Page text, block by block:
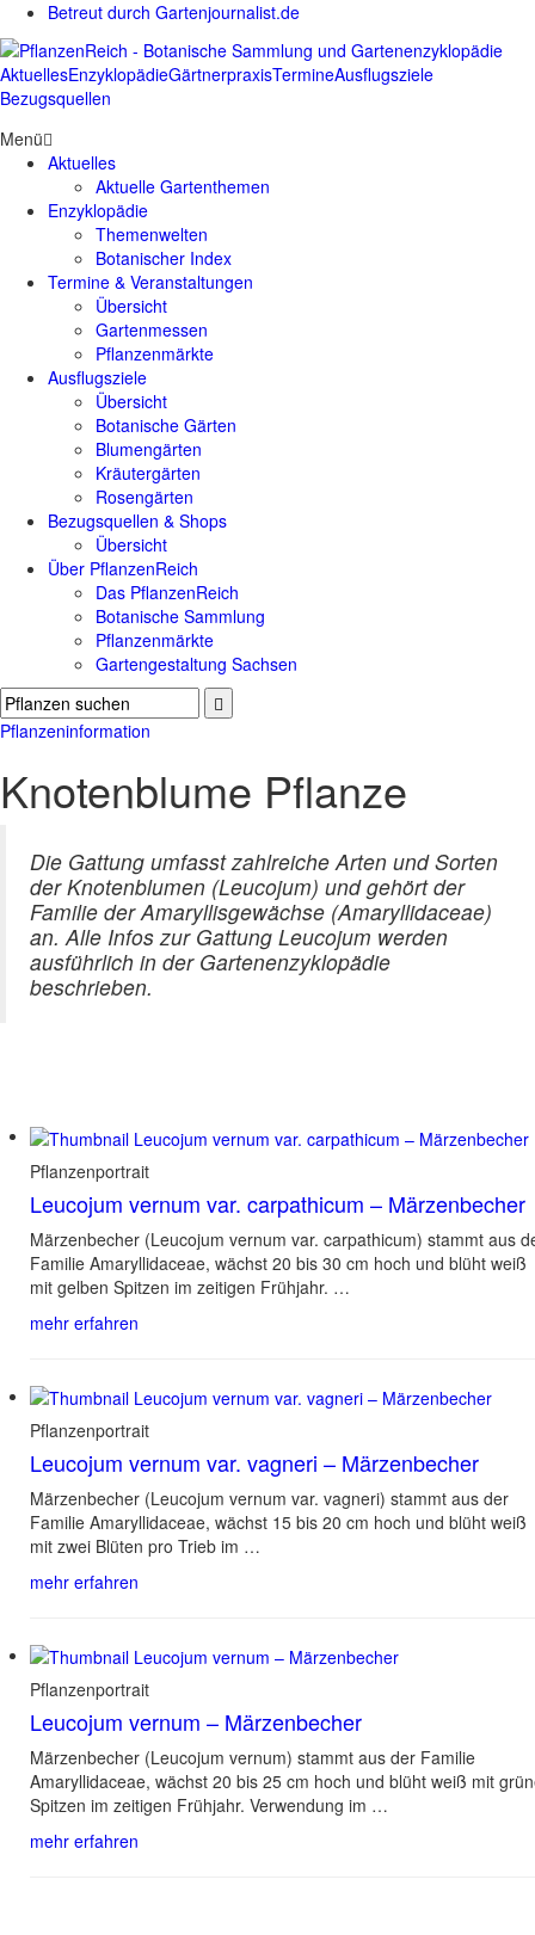
Betreut durch Gartenjournalist.de
AktuellesEnzyklopädieGärtnerpraxisTermineAusflugsziele
Bezugsquellen
Menü
Aktuelles
Aktuelle Gartenthemen
Enzyklopädie
Themenwelten
Botanischer Index
Termine & Veranstaltungen
Übersicht
Gartenmessen
Pflanzenmärkte
Ausflugsziele
Übersicht
Botanische Gärten
Blumengärten
Kräutergärten
Rosengärten
Bezugsquellen & Shops
Übersicht
Über PflanzenReich
Das PflanzenReich
Botanische Sammlung
Pflanzenmärkte
Gartengestaltung Sachsen
Pflanzeninformation
Knotenblume Pflanze
Die Gattung umfasst zahlreiche Arten und Sorten
der Knotenblumen (Leucojum) und gehört der
Familie der Amaryllisgewächse (Amaryllidaceae)
an. Alle Infos zur Gattung Leucojum werden
ausführlich in der Gartenenzyklopädie
beschrieben.
Pflanzenportrait
Leucojum vernum var. carpathicum – Märzenbecher
Märzenbecher (Leucojum vernum var. carpathicum) stammt aus
Familie Amaryllidaceae, wächst 20 bis 30 cm hoch und blüht weiß
mit gelben Spitzen im zeitigen Frühjahr. …
mehr erfahren
Pflanzenportrait
Leucojum vernum var. vagneri – Märzenbecher
Märzenbecher (Leucojum vernum var. vagneri) stammt aus der
Familie Amaryllidaceae, wächst 15 bis 20 cm hoch und blüht weiß
mit zwei Blüten pro Trieb im …
mehr erfahren
Pflanzenportrait
Leucojum vernum – Märzenbecher
Märzenbecher (Leucojum vernum) stammt aus der Familie
Amaryllidaceae, wächst 20 bis 25 cm hoch und blüht weiß mit
Spitzen im zeitigen Frühjahr. Verwendung im …
mehr erfahren